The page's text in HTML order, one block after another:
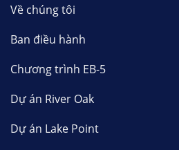
Về chúng tôi
Ban điều hành
Chương trình EB-5
Dự án River Oak
Dự án Lake Point